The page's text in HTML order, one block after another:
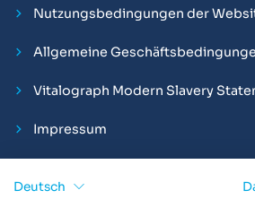
Nutzungsbedingungen der
Allgemeine
Vitalograph Modern Slavery
Impressum
Deutsch